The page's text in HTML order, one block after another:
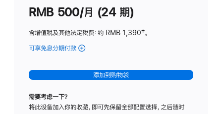
RMB 500/月 (24 期)
含增值税及其他法定税费：约 RMB 1,390脚
‡。
可享免息分期付款 (Studio
-
标
璃
添加到购物袋
需要考虑一下？
将此设备加入你的收藏，即可先保留全部配置选择，之后随时